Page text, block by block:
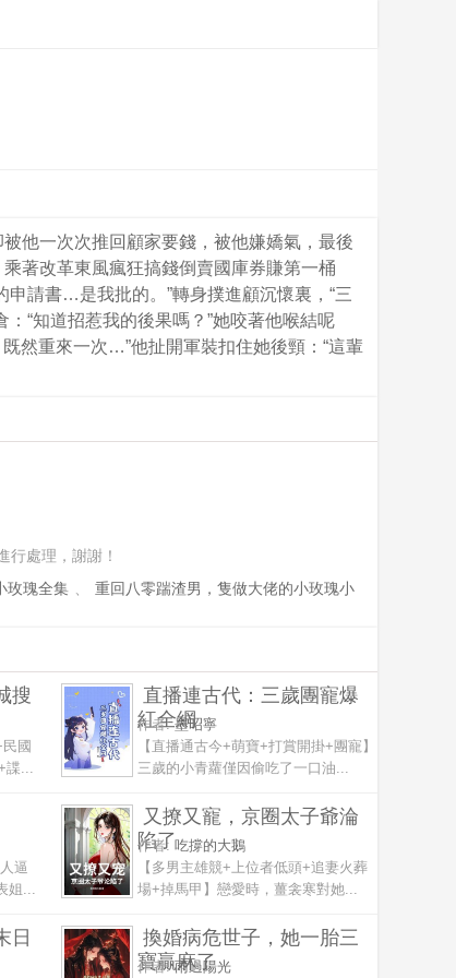
他一次次推回顧家要錢，被他嫌嬌氣，最後
著改革東風瘋狂搞錢倒賣國庫券賺第一桶
請書…是我批的。”轉身撲進顧沉懷裏，“三
“知道招惹我的後果嗎？”她咬著他喉結呢
然重來一次…”他扯開軍裝扣住她後頸：“這輩
行處理，謝謝！
玫瑰全集 、
重回八零踹渣男，隻做大佬的小玫瑰小
搜
國
諜...
直播連古代：三歲團寵爆
紅全網
作者:墨昭寧
【直播通古今+萌寶+打賞開掛+團寵】
三歲的小青蘿僅因偷吃了一口油...
逼
姐...
又撩又寵，京圈太子爺淪
陷了
作者: 吃撐的大鵝
【多男主雄競+上位者低頭+追妻火葬
場+掉馬甲】戀愛時，薑衾寒對她...
日
換婚病危世子，她一胎三
寶贏麻了
作者:雨過陽光